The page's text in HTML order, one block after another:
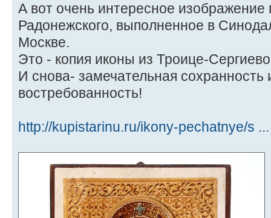
А вот очень интересное изображение
Радонежского, выполненное в
Москве.
Это - копия иконы из Троице-
И снова- замечательная сохранность
востребованность!
http://kupistarinu.ru/ikony-pechatnye/s